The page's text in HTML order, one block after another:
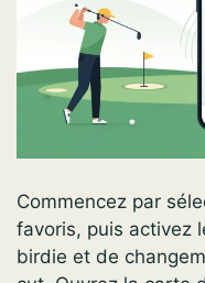
Commencez par
favoris, puis activez
birdie et de